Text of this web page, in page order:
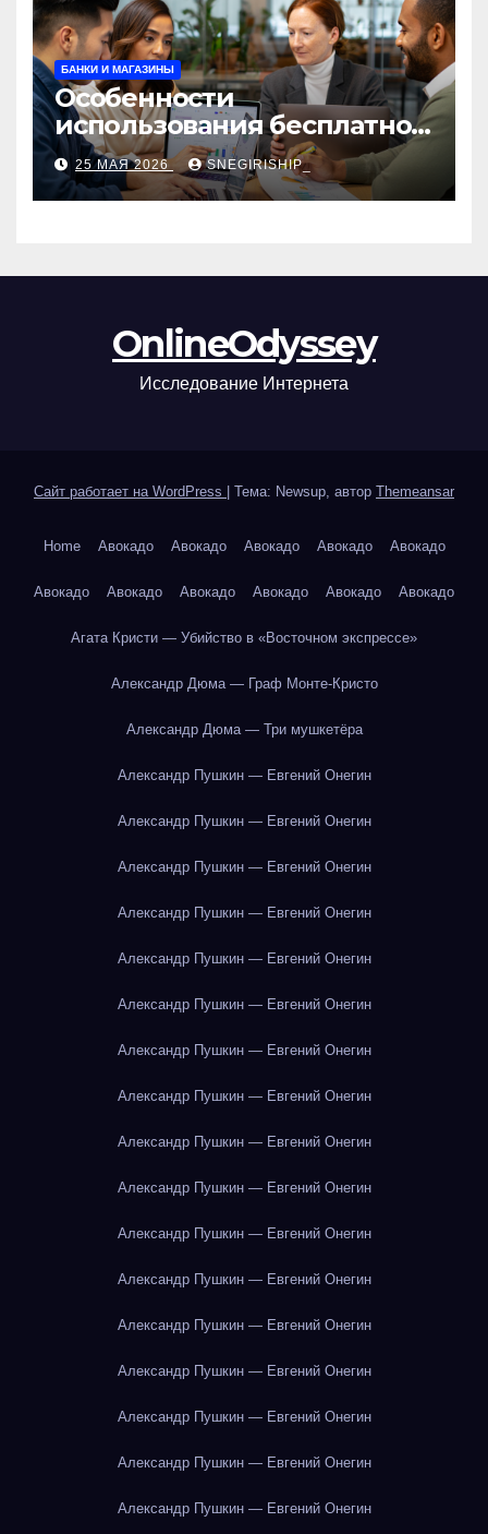
БАНКИ И МАГАЗИНЫ
Особенности
использования бесплатной
версии программ для
автоматизации и
управления предприятием
25 МАЯ 2026 SNEGIRISHIP_
OnlineOdyssey
Исследование Интернета
Сайт работает на WordPress Тема: Newsup, автор Themeansar
Home Авокадо Авокадо Авокадо Авокадо Авокадо
Авокадо Авокадо Авокадо Авокадо Авокадо Авокадо
Агата Кристи — Убийство в «Восточном экспрессе»
Александр Дюма — Граф Монте-Кристо
Александр Дюма — Три мушкетёра
Александр Пушкин — Евгений Онегин
Александр Пушкин — Евгений Онегин
Александр Пушкин — Евгений Онегин
Александр Пушкин — Евгений Онегин
Александр Пушкин — Евгений Онегин
Александр Пушкин — Евгений Онегин
Александр Пушкин — Евгений Онегин
Александр Пушкин — Евгений Онегин
Александр Пушкин — Евгений Онегин
Александр Пушкин — Евгений Онегин
Александр Пушкин — Евгений Онегин
Александр Пушкин — Евгений Онегин
Александр Пушкин — Евгений Онегин
Александр Пушкин — Евгений Онегин
Александр Пушкин — Евгений Онегин
Александр Пушкин — Евгений Онегин
Александр Пушкин — Евгений Онегин